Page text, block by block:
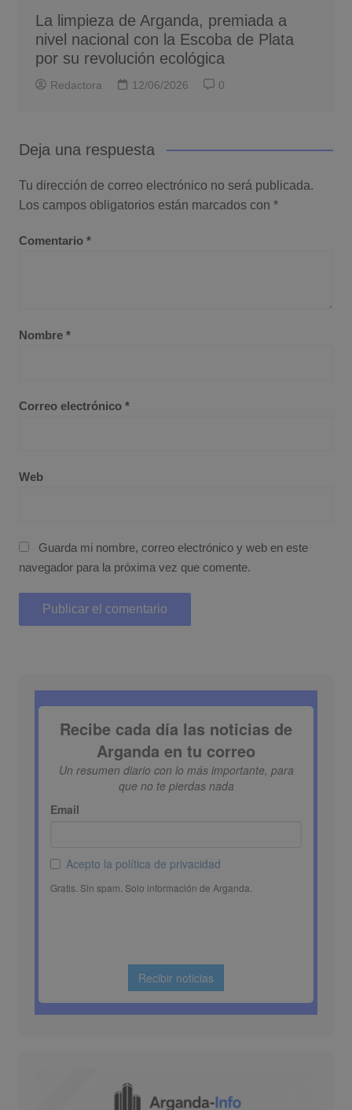
La limpieza de Arganda, premiada a
nivel nacional con la Escoba de Plata
por su revolución ecológica
Redactora 12/06/2026 0
Deja una respuesta
Tu dirección de correo electrónico no será publicada.
Los campos obligatorios están marcados con *
Comentario *
Nombre *
Correo electrónico *
Web
Guarda mi nombre, correo electrónico y web en este
navegador para la próxima vez que comente.